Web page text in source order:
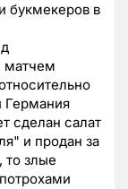
букмекеров в
матчем
Германия
сделан салат
и продан за
то злые